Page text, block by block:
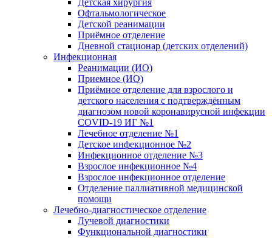
Детская хирургия
Офтальмологическое
Детской реанимации
Приёмное отделение
Дневной стационар (детских отделений)
Инфекционная
Реанимации (ИО)
Приемное (ИО)
Приёмное отделение для взрослого и
детского населения с подтверждённым
диагнозом новой коронавирусной инфекции
COVID-19 ИГ №1
Лечебное отделение №1
Детское инфекционное №2
Инфекционное отделение №3
Взрослое инфекционное №4
Взрослое инфекционное отделение
Отделение паллиативной медицинской
помощи
Лечебно-диагностическое отделение
Лучевой диагностики
Функциональной диагностики